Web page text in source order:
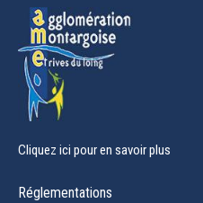
Cliquez ici pour en savoir plus
Réglementations